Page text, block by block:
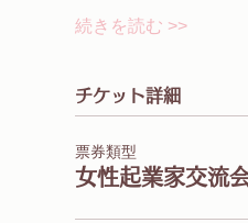
続きを読む >>
チケット詳細
票券類型
女性起業家交流